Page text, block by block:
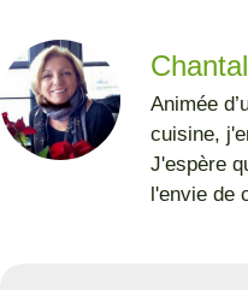
Chantal
Animée
cuisine,
J'espère
l'envie de